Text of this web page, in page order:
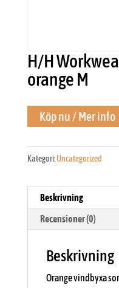
H/H
orange M
Köp nu / Mer info
Kategori:Uncategorized
Beskrivning
Recensioner (0)
Beskrivning
Orange vindbyxa